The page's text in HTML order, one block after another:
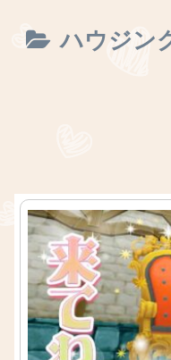
ハウジン